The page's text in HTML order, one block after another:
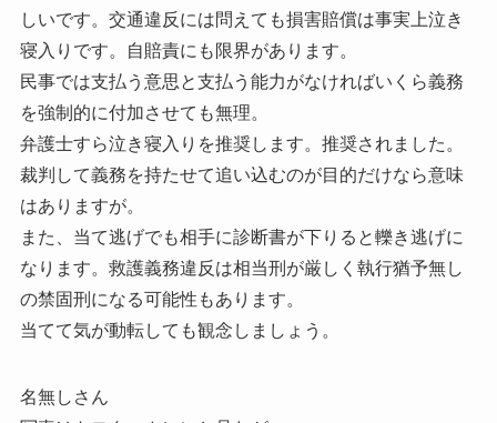
しいです。交通違反には問えても損害賠償は事実上泣き
寝入りです。自賠責にも限界があります。
民事では支払う意思と支払う能力がなければいくら義務
を強制的に付加させても無理。
弁護士すら泣き寝入りを推奨します。推奨されました。
裁判して義務を持たせて追い込むのが目的だけなら意味
はありますが。
また、当て逃げでも相手に診断書が下りると轢き逃げに
なります。救護義務違反は相当刑が厳しく執行猶予無し
の禁固刑になる可能性もあります。
当てて気が動転しても観念しましょう。
名無しさん